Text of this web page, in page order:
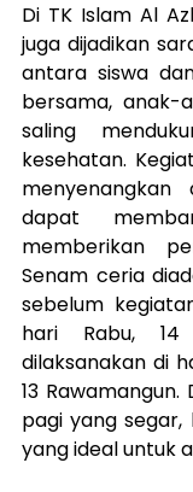
Di TK Islam Al
juga dijadikan
antara siswa
bersama, anak-
saling
kesehatan.
dapat
memberikan
Senam ceria
sebelum
hari Rabu,
dilaksanakan di
13
pagi yang
yang ideal untuk